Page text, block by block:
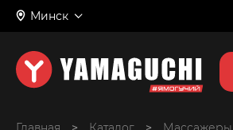
Минск